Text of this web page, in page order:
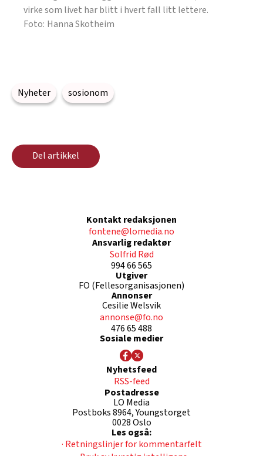
virke som livet har blitt i hvert fall litt lettere.
Hanna Skotheim
Nyheter sosionom
Del artikkel
Kontakt redaksjonen
fontene@lomedia.no
Ansvarlig redaktør
Solfrid Rød
994 66 565
Utgiver
FO (Fellesorganisasjonen)
Annonser
Cesilie Welsvik
annonse@fo.no
476 65 488
Sosiale medier
Nyhetsfeed
RSS-feed
Postadresse
LO Media
Postboks 8964, Youngstorget
0028 Oslo
Les også:
· Retningslinjer for kommentarfelt